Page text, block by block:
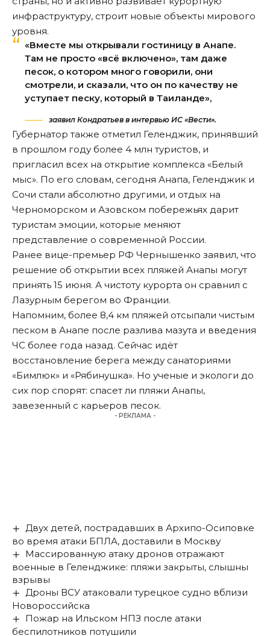
инфраструктуру, строит новые объекты мирового
уровня.
«Вместе мы открывали гостиницу в Анапе.
Там не просто «всё включено», там даже
песок, о котором много говорили, они
смотрели, и сказали, что он по качеству не
уступает песку, который в Таиланде»,
заявил Кондратьев в интервью ИС «Вести».
Губернатор также отметил Геленджик, принявший
в прошлом году более 4 млн туристов, и
пригласил всех на открытие комплекса «Белый
мыс». По его словам, сегодня Анапа, Геленджик и
Сочи стали абсолютно другими, и отдых на
Черноморском и Азовском побережьях дарит
туристам эмоции, которые меняют
представление о современной России.
Ранее вице-премьер РФ Чернышенко заявил, что
решение об открытии всех пляжей Анапы могут
принять 15 июня. А чистоту курорта он сравнил с
Лазурным берегом во Франции.
Напомним, более 8,4 км пляжей отсыпали чистым
песком в Анапе после разлива мазута и введения
ЧС более года назад. Сейчас идёт
восстановление берега между санаториями
«Бимлюк» и «Рябинушка». Но ученые и экологи до
сих пор спорят: спасет ли пляжи Анапы,
завезенный с карьеров песок.
- РЕКЛАМА -
Двух детей, пострадавших в Архипо-Осиповке
во время атаки БПЛА, доставили в Москву
Массированную атаку дронов отражают
военные в Геленджике: пляжи закрыты, слышны
взрывы
Дроны ВСУ атаковали турецкое судно вблизи
Новороссийска
Пожар на Ильском НПЗ после атаки
беспилотников потушили